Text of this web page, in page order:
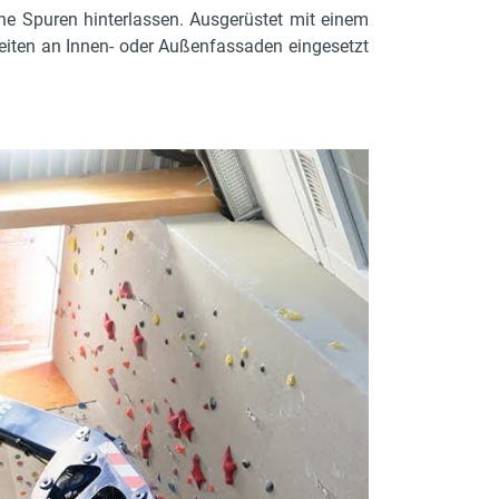
Spuren hinterlassen. Ausgerüstet mit einem
an Innen- oder Außenfassaden eingesetzt